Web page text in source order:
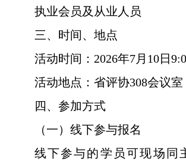
执业会员及从业人员
三、时间、地点
活动时间：2026年7月10日
活动地点：省评协308会议室
四、参加方式
（一）线下参与报名
线下参与的学员可现场同